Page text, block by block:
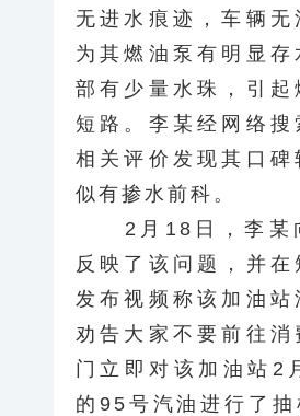
无进水痕迹，车辆无
为其燃油泵有明显存
部有少量水珠，引起
短路。李某经网络搜
相关评价发现其口碑
似有掺水前科。
2月18日，李某
反映了该问题，并在
发布视频称该加油站
劝告大家不要前往消
门立即对该加油站2
的95号汽油进行了抽